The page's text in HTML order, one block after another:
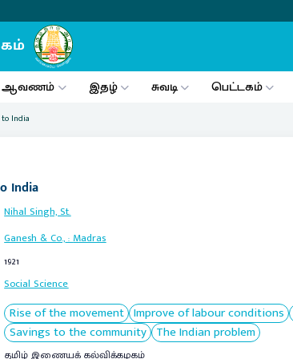
ஆவணம் இதழ் சுவடி பெட்டகம்
to India
India
Nihal Singh, St.
Ganesh & Co.,:Madras
1921
Social Science
Rise of the movement Improve of labour conditions
Savings to the community The Indian problem
தமிழ் இணையக் கல்விக்கழகம்